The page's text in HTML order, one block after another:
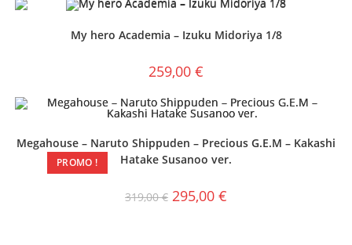
My hero Academia – Izuku Midoriya 1/8
259,00 €
PROMO !
Megahouse – Naruto Shippuden – Precious G.E.M – Kakashi
Hatake Susanoo ver.
319,00€ 295,00 €